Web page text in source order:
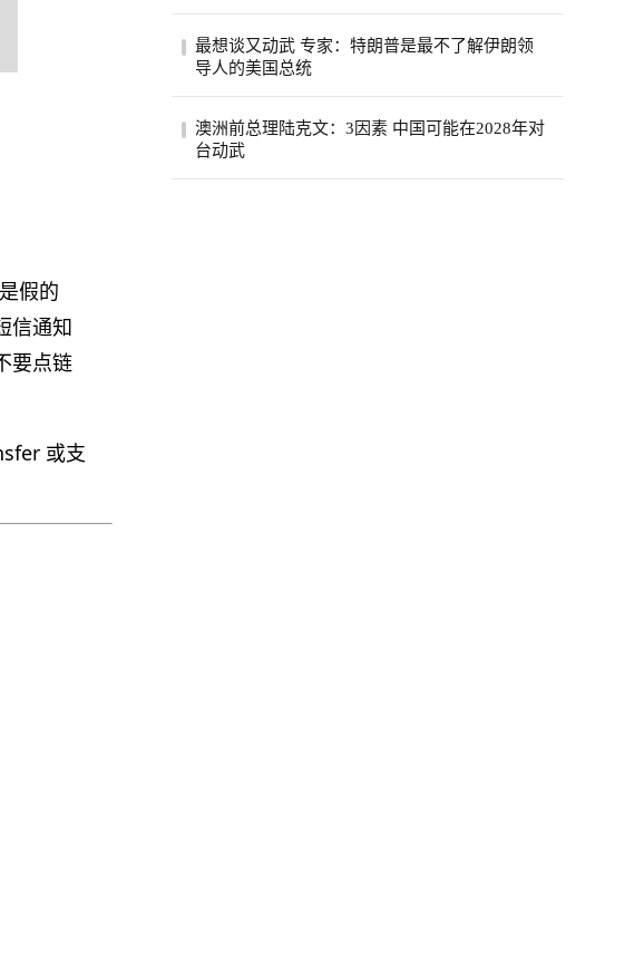
假的
信通知
要点链
或支
案，现金投入800万元左右，总贷款1500万
元，全...
最想谈又动武 专家：特朗普是最不了解伊朗领
导人的美国总统
看板。（路透）特朗普总统自认擅长看透并
澳洲前总理陆克文：3因素 中国可能在2028年对
台动武